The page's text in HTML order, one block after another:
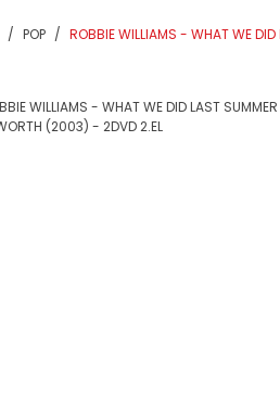
POP ROBBIE WILLIAMS - WHAT WE